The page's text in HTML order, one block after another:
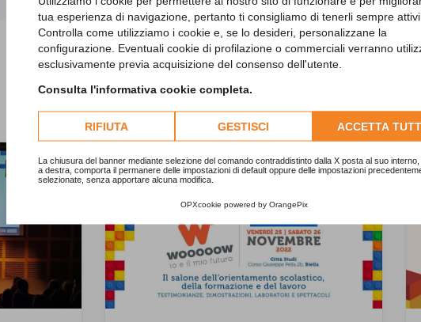
tua esperienza di navigazione, pertanto ti consigliamo di tenerli sempre
Controlla come utilizziamo i cookie e, se lo desideri, personalizzane la
configurazione. Eventuali cookie di profilazione o commerciali verranno
esclusivamente previa acquisizione del consenso dell'utente.
Consulta l'informativa cookie completa.
RIFIUTA GESTISCI ACCETTA
La chiusura del banner mediante selezione del comando contraddistinto dalla X posta al suo interno,
a destra, comporta il permanere delle impostazioni di default oppure delle impostazioni
selezionate, senza apportare alcuna modifica.
OPXcookie powered by OrangePix
News Biella